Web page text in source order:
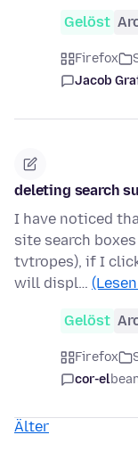
Gelöst
Firefox
Jacob
deleting search
I have noticed
site search
tvtropes), if I
will displ…
Gelöst
Firefox
cor-el
Älter